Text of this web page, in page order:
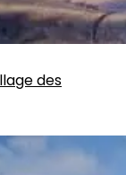
des